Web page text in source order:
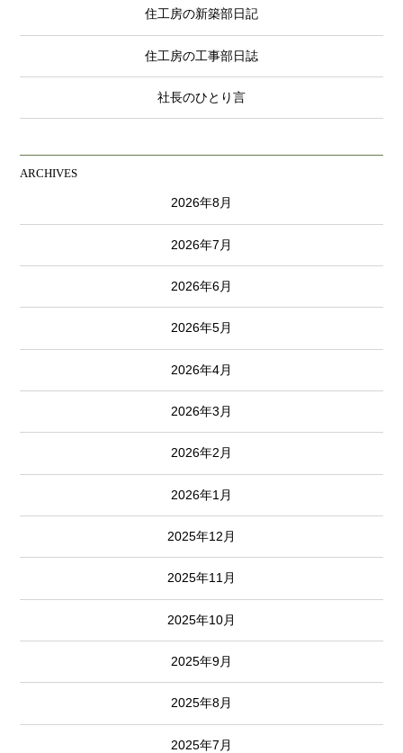
住工房の新築部日記
住工房の工事部日誌
社長のひとり言
ARCHIVES
2026年8月
2026年7月
2026年6月
2026年5月
2026年4月
2026年3月
2026年2月
2026年1月
2025年12月
2025年11月
2025年10月
2025年9月
2025年8月
2025年7月